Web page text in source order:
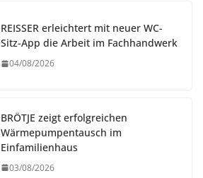
REISSER erleichtert mit neuer WC-
Sitz-App die Arbeit im Fachhandwerk
04/08/2026
BRÖTJE zeigt erfolgreichen
Wärmepumpentausch im
Einfamilienhaus
03/08/2026